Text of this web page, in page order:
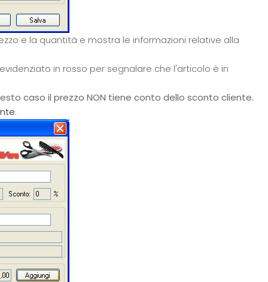
e la quantità e mostra le informazioni relative alla
in rosso per segnalare che l'articolo è in
caso il prezzo NON tiene conto dello sconto cliente.
.